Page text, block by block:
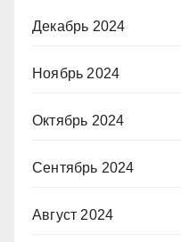
Декабрь 2024
Ноябрь 2024
Октябрь 2024
Сентябрь 2024
Август 2024